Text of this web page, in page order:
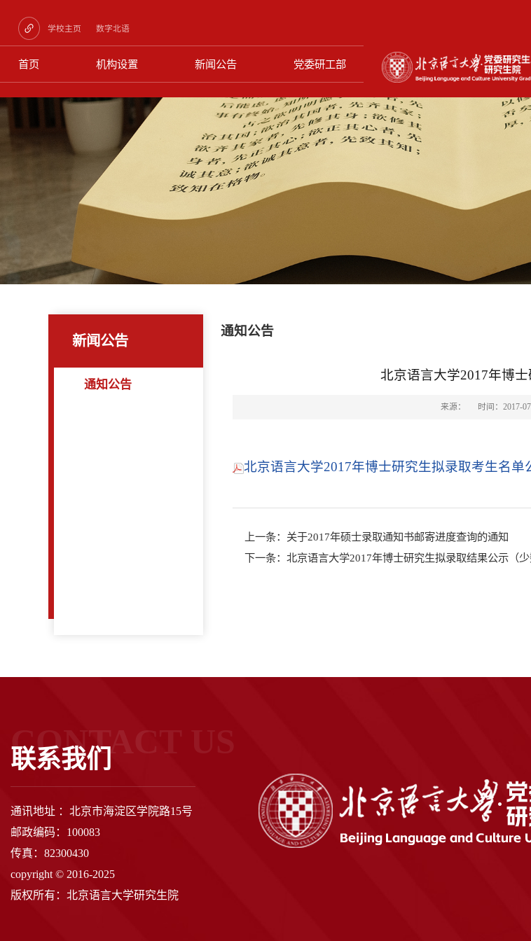
学校主页 数字北语
首页 机构设置 新闻公告 党委研工部
新闻公告
通知公告
通知公告
北京语言大学2017年博
来源： 时间：2017-
北京语言大学2017年博士研究生拟录取考生名单
上一条： 关于2017年硕士录取通知书邮寄进度查询的通知
下一条： 北京语言大学2017年博士研究生拟录取结果公示（少
联系我们
CONTACT US
通讯地址 ：北京市海淀区学院路15号
邮政编码：100083
传真：82300430
copyright © 2016-2025
版权所有：北京语言大学研究生院